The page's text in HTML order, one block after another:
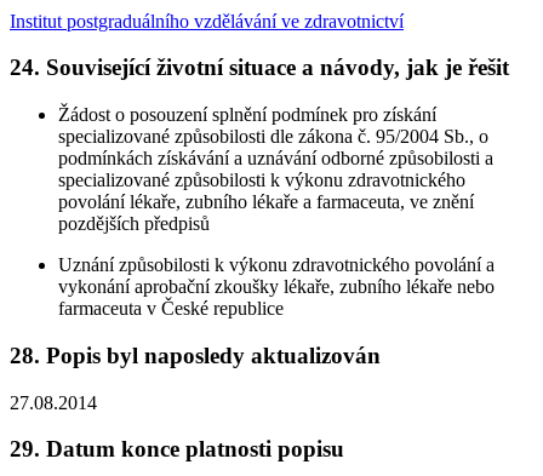
Institut postgraduálního vzdělávání ve zdravotnictví
24. Související životní situace a návody, jak je řešit
Žádost o posouzení splnění podmínek pro získání
specializované způsobilosti dle zákona č. 95/2004 Sb., o
podmínkách získávání a uznávání odborné způsobilosti a
specializované způsobilosti k výkonu zdravotnického
povolání lékaře, zubního lékaře a farmaceuta, ve znění
pozdějších předpisů
Uznání způsobilosti k výkonu zdravotnického povolání a
vykonání aprobační zkoušky lékaře, zubního lékaře nebo
farmaceuta v České republice
28. Popis byl naposledy aktualizován
27.08.2014
29. Datum konce platnosti popisu